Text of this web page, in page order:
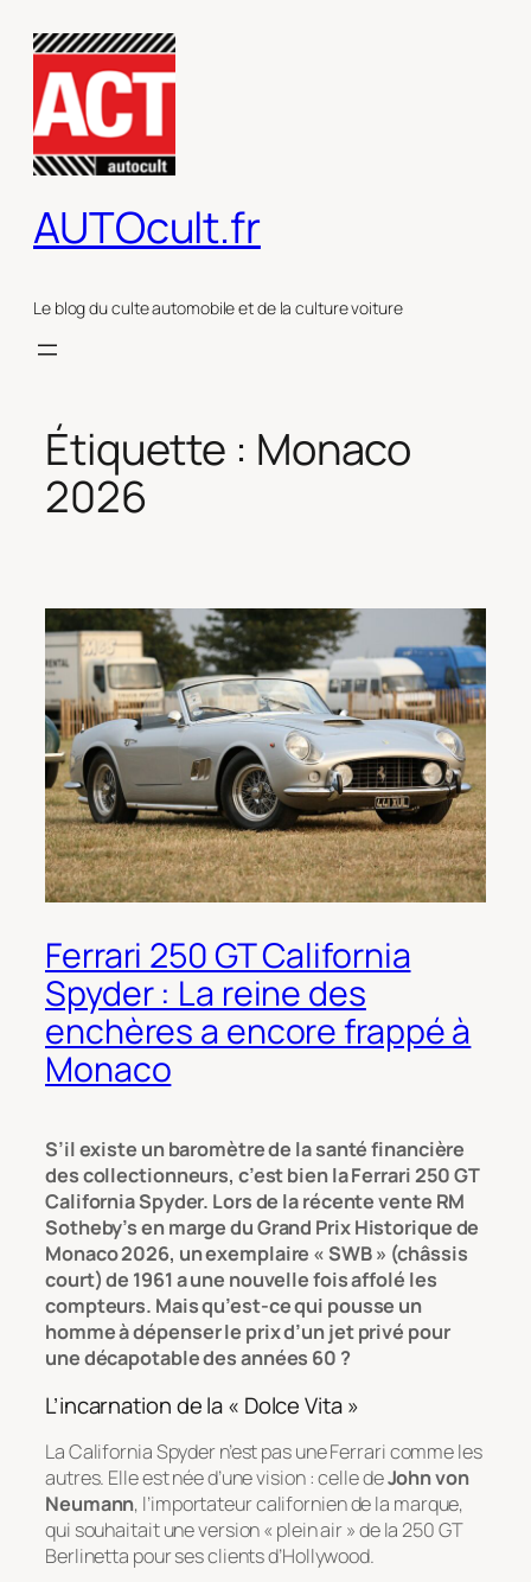
contenu
AUTOcult.fr
Le blog du culte automobile et de la culture voiture
Étiquette : Monaco
2026
Ferrari 250 GT California
Spyder : La reine des
enchères a encore frappé à
Monaco
S’il existe un baromètre de la santé financière
des collectionneurs, c’est bien la Ferrari 250 GT
California Spyder. Lors de la récente vente RM
Sotheby’s en marge du Grand Prix Historique de
Monaco 2026, un exemplaire « SWB » (châssis
court) de 1961 a une nouvelle fois affolé les
compteurs. Mais qu’est-ce qui pousse un
homme à dépenser le prix d’un jet privé pour
une décapotable des années 60 ?
L’incarnation de la « Dolce Vita »
La California Spyder n’est pas une Ferrari comme les
autres. Elle est née d’une vision : celle deJohn von
Neumann, l’importateur californien de la marque,
qui souhaitait une version « plein air » de la 250 GT
Berlinetta pour ses clients d’Hollywood.